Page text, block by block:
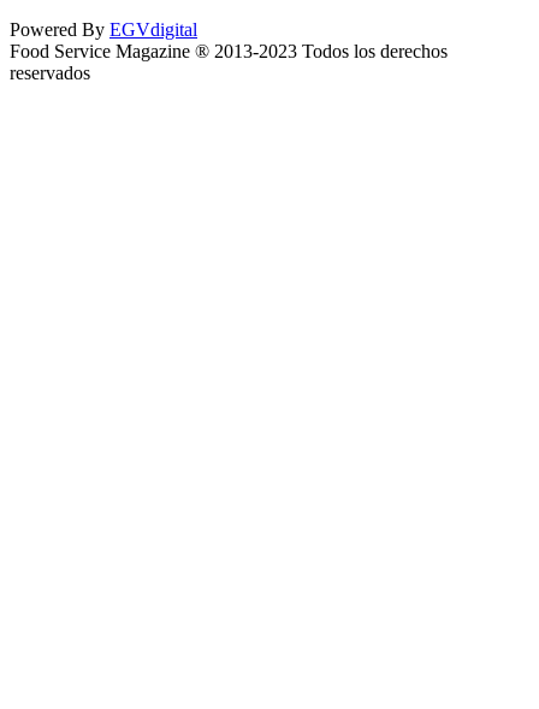
Powered By EGVdigital
Food Service Magazine ® 2013-2023 Todos los derechos
reservados